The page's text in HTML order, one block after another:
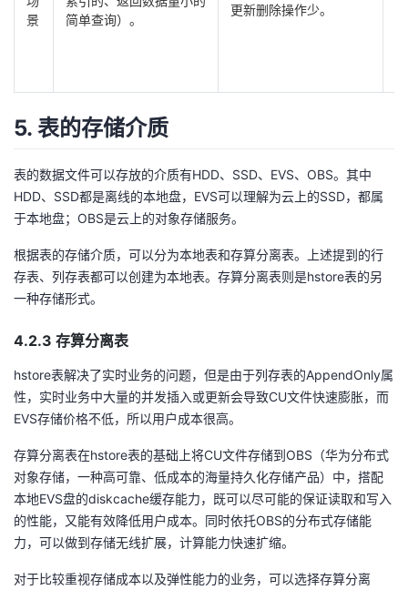
景
简单查询）。
更新删除操作少。
5. 表的存储介质
表的数据文件可以存放的介质有HDD、SSD、EVS、OBS。其中
HDD、SSD都是离线的本地盘，EVS可以理解为云上的SSD，都属
于本地盘；OBS是云上的对象存储服务。
根据表的存储介质，可以分为本地表和存算分离表。上述提到的行
存表、列存表都可以创建为本地表。存算分离表则是hstore表的另
一种存储形式。
4.2.3 存算分离表
hstore表解决了实时业务的问题，但是由于列存表的AppendOnly属
性，实时业务中大量的并发插入或更新会导致CU文件快速膨胀，而
EVS存储价格不低，所以用户成本很高。
存算分离表在hstore表的基础上将CU文件存储到OBS（华为分布式
对象存储，一种高可靠、低成本的海量持久化存储产品）中，搭配
本地EVS盘的diskcache缓存能力，既可以尽可能的保证读取和写入
的性能，又能有效降低用户成本。同时依托OBS的分布式存储能
力，可以做到存储无线扩展，计算能力快速扩缩。
对于比较重视存储成本以及弹性能力的业务，可以选择存算分离